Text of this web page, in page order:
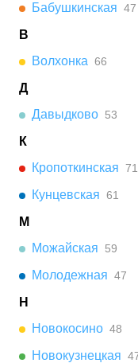
Бабушкинская 47
В
Волхонка 66
Д
Давыдково 53
К
Кропоткинская 71
Кунцевская 61
М
Можайская
59
Молодежная 47
Н
Новокосино 48
Новокузнецкая